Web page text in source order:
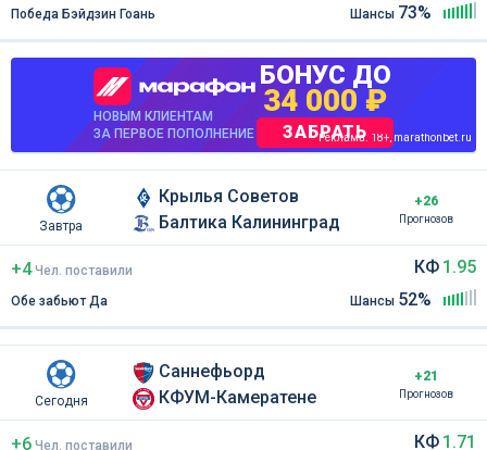
Победа Бэйдзин Гоань
Шансы 73%
НОВЫМ КЛИЕНТАМ
ЗА ПЕРВОЕ ПОПОЛНЕНИЕ
БОНУС ДО
34 000 ₽
ЗАБРАТЬ
Реклама. 18+, marathonbet.ru
Завтра
Крылья Советов
Балтика Калининград
+26
Прогнозов
+4 Чел. поставили
Обе забьют Да
КФ 1.95
Шансы 52%
Сегодня
Саннефьорд
КФУМ-Камератене
+21
Прогнозов
+6 Чел. поставили
КФ 1.71